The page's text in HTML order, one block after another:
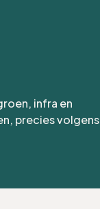
infra en
precies volgens